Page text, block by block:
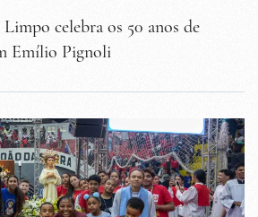
celebra os 50 anos de
Emílio Pignoli